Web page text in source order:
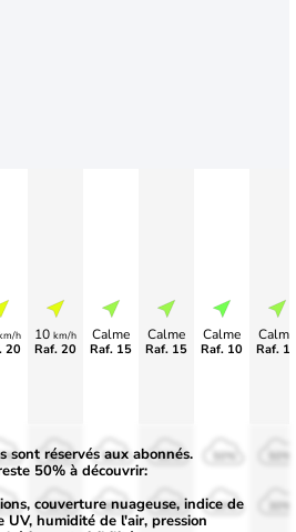
h
20
10 km/h
Raf. 20
Calme
Raf. 15
Calme
Raf. 15
Calme
Raf. 10
Calme
Raf.
50%
30%
50%
30%
50%
30%
50%
30%
sont réservés aux abonnés.
50% à découvrir:
couverture nuageuse, indice de
UV, humidité de l'air, pression